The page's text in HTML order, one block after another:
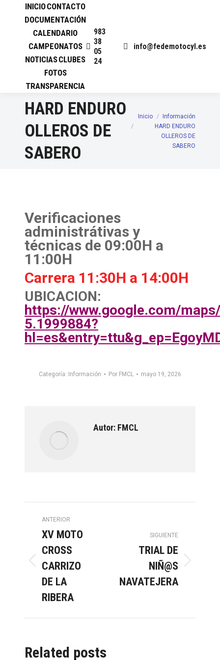
INICIOCONTACTO
DOCUMENTACIÓN
CALENDARIO
CAMPEONATOS
NOTICIASCLUBES
FOTOS
TRANSPARENCIA
983
38
05
24
info@fedemotocyl.es
HARD ENDURO
OLLEROS DE
SABERO
Estás aquí:
Inicio
Información
HARD ENDURO
OLLEROS DE
SABERO
Verificaciones
administrátivas y
técnicas de 09:00H a
11:00H
Carrera 11:30H a 14:00H
UBICACION:
https://www.google.com/maps/
5.1999884?
Categoría: Información Por FMCL mayo 19, 2026
Autor: FMCL
Navegación
entre
publicaciones
ANTERIOR
Publicación
anterior:
XV MOTO
CROSS
CARRIZO
DE LA
RIBERA
SIGUIENTE
Publicación
siguiente:
TRIAL DE
NIÑ@S
NAVATEJERA
Related posts